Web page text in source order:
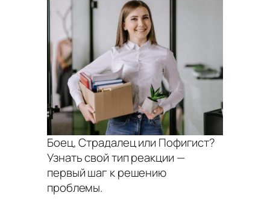
Боец, Страдалец или Пофигист?
Узнать свой тип реакции —
первый шаг к решению
проблемы.